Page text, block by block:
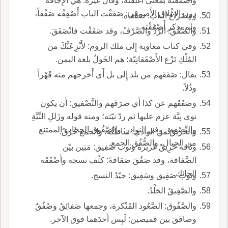
دون الإغْلاق الأَصمعي: صَفَقْت الباب أَصْفِقُه صَفْقاً،
ولم يذكر أَصْفَقْته.
ومِصْراع الباب: صَفْقاه.
والصَّفْقُ: الرَّدُّ والصَّرْفُ، وقد صَفَقْت فانْصَفَقَ.
وفي كتاب معاوية إِلى ملك الروم: لأَنْزِعَنَّكَ من
المُلْكِ نَزْع الأَصْفَقانِيّة؛ هم الخَولُ بلغة اليمن.
يقال: صَفَقَهم من بلد إِلى بل أَي أَخرجهم منه قَهْراً
وذُلاً.
وصَفَقَهم عن كذا أَي صرَفَهم والتَّصْفيق: أَن يكون
نوى نِيَّة عزم عليها ثم ردّ نيّته؛ ومنه قوله وزَللِ النِّيَّةِ
والتَّصْفِيق وفي النوادر: والصَّفُوق الحجاب الممتنع
من الجِبال، والصُّفُق الجمع.
والخَريقُ من الوادي: شاطئُه، والجمع خُرُقٌ.
وناقة خَرِيقٌ غزيرة وثوب صَفِيق: مَتِين بيّن
الصَّفاقة، وقد صَفُقَ صَقاقةً: كثُف نسجه وأَصْفَقَه
الحائك.
وثوب صَفِيق وسَفِيق: جيّدُ النسج.
والصَّفِيقُ الجَلْدُ.
والصَّفُوق: الصَّعُود المُنْكرة، وجمعها صَفائِقُ وصُفُقٌ
وصافَقَ بين قميصين: لَبِس أَحدَهما فوق الآخر.